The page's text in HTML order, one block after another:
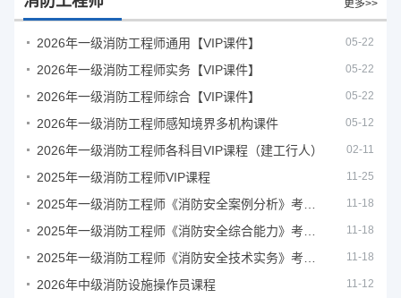
更多>>
2026年一级消防工程师通用【VIP课件】 05-22
2026年一级消防工程师实务【VIP课件】 05-22
2026年一级消防工程师综合【VIP课件】 05-22
2026年一级消防工程师感知境界多机构课件 05-12
2026年一级消防工程师各科目VIP课程（建工行人） 02-11
2025年一级消防工程师VIP课程 11-25
11-18
11-18
11-18
2026年中级消防设施操作员课程 11-12